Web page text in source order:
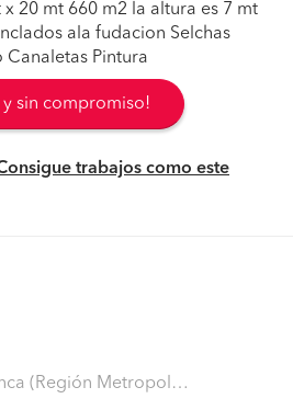
x 20 mt 660 m2 la altura es 7 mt
ala fudacion Selchas
Pintura
y sin compromiso!
trabajos como este
(Región Metropolitana - Santiago)